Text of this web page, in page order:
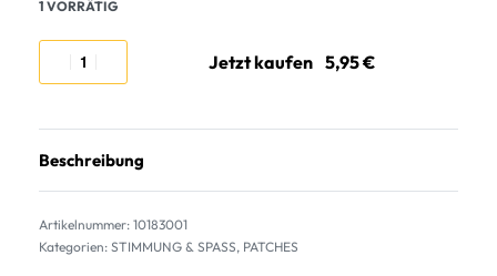
1 VORRÄTIG
Jetzt kaufen
Beschreibung
10183001
Kategorien: STIMMUNG & SPASS, PATCHES